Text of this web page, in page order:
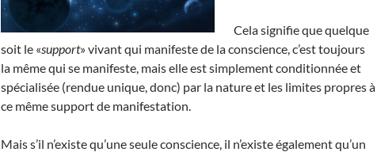
Cela signifie que quelque
soit le «support» vivant qui manifeste de la conscience, c’est toujours
la même qui se manifeste, mais elle est simplement conditionnée et
spécialisée (rendue unique, donc) par la nature et les limites propres à
ce même support de manifestation.
Mais s’il n’existe qu’une seule conscience, il n’existe également qu’un